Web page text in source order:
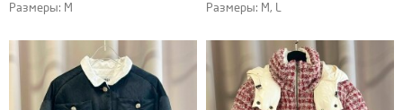
Размеры: M Размеры: M, L